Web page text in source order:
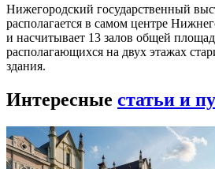
Нижегородский государственный
располагается в самом центре
и насчитывает 13 залов общей
располагающихся на двух этажах
здания.
Интересные статьи и